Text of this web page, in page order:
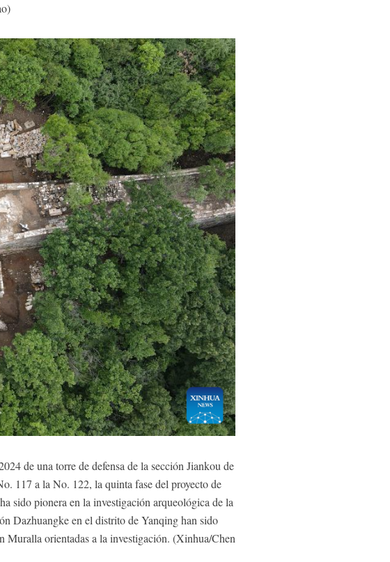
de una torre de defensa de la sección Jiankou de
117 a la No. 122, la quinta fase del proyecto de
sido pionera en la investigación arqueológica de la
Dazhuangke en el distrito de Yanqing han sido
Muralla orientadas a la investigación. (Xinhua/Chen